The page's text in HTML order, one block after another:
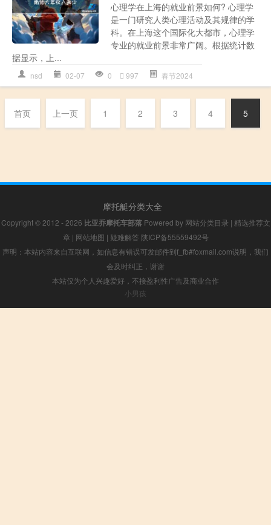
心理学在上海的就业前景如何? 心理学
是一门研究人类心理活动及其规律的学
科。在上海这个国际化大都市，心理学
专业的就业前景非常广阔。根据统计数
据显示，上...
nsd 02-07 0 997 春节2024
首页 上一页 1 2 3 4 5
摩托艇分类大全
Copyright © 2012 - 2026 比亚乔摩托车部落Powered by 网站分类目录 | 精选推荐文
章 | 网站地图 | 疑难解答 陕ICP备55559492号
声明：本站内容来自互联网，如信息有错误可发邮件到f_fb#foxmail.com说明，我们
会及时纠正，谢谢
本站仅为个人兴趣爱好，不接盈利性广告及商业合作
小男孩